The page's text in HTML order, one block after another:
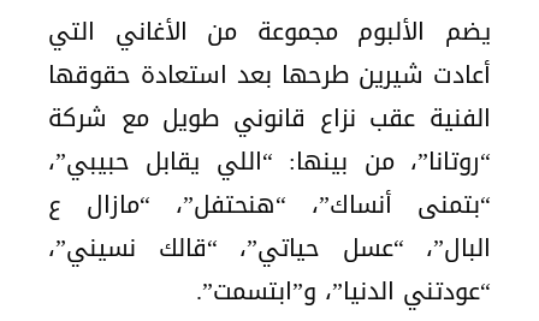
يضم الألبوم مجموعة من الأغاني التي
أعادت شيرين طرحها بعد استعادة حقوقها
الفنية عقب نزاع قانوني طويل مع شركة
“روتانا”، من بينها: “اللي يقابل حبيبي”،
“بتمنى أنساك”، “هنحتفل”، “مازال ع
البال”، “عسل حياتي”، “قالك نسيني”،
“عودتني الدنيا”، و”ابتسمت”.